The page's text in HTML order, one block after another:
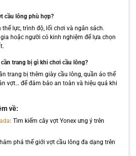
cầu lông phù hợp?
thể lực, trình độ, lối chơi và ngân sách.
hoặc người có kinh nghiệm để lựa chọn
trang bị gì khi chơi cầu lông?
trang bị thêm giày cầu lông, quần áo thể
vợt… để đảm bảo an toàn và hiệu quả khi
về:
: Tìm kiếm cây vợt Yonex ưng ý trên
phá thế giới vợt cầu lông đa dạng trên